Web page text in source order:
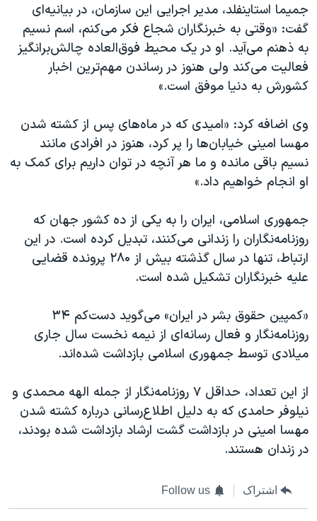
جمیما استاینفلد، مدیر اجرایی این سازمان، در بیانیه‌ای
گفت: «وقتی به خبرنگاران شجاع فکر می‌کنم، اسم نسیم
به ذهنم می‌آید. او در یک محیط فوق‌العاده چالش‌برانگیز
فعالیت می‌کند ولی هنوز در رساندن مهم‌ترین اخبار
کشورش به دنیا موفق است.»
وی اضافه کرد: «امیدی که در ماه‌های پس از کشته شدن
مهسا امینی خیابان‌ها را پر کرد، هنوز در افرادی مانند
نسیم باقی مانده و ما هر آنچه در توان داریم برای کمک به
او انجام خواهیم داد.»
جمهوری اسلامی، ایران را به یکی از ده کشور جهان که
روزنامه‌نگاران را زندانی می‌کنند، تبدیل کرده است. در این
ارتباط، تنها در سال گذشته بیش از ۲۸۰ پرونده قضایی
علیه خبرنگاران تشکیل شده است.
« کمپین حقوق بشر در ایران» می‌گوید دست‌کم ۳۴
روزنامه‌نگار و فعال رسانه‌ای از نیمه نخست سال جاری
میلادی توسط جمهوری اسلامی بازداشت شده‌اند.
‌از این تعداد، حداقل ۷ روزنامه‌نگار از جمله الهه محمدی و
نیلوفر حامدی که به دلیل اطلاع‌رسانی درباره کشته شدن
مهسا امینی در بازداشت گشت ارشاد بازداشت شده بودند،
در زندان هستند.
اشتراک Follow us